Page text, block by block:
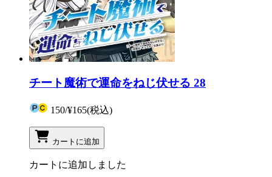
チート魔術で運命をねじ伏せる 28
150/¥165(税込)
カートに追加
カートに追加しました